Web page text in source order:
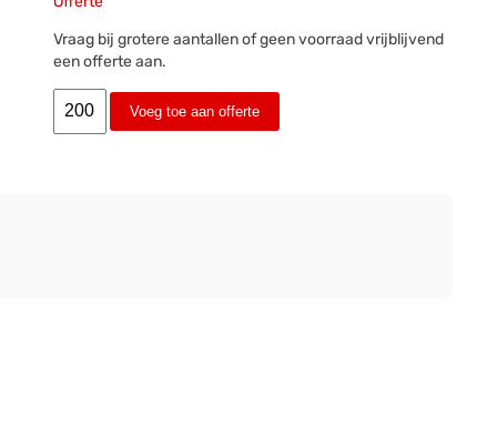
Vraag bij grotere aantallen of geen voorraad vrijblijvend
een offerte aan.
Voeg toe aan offerte